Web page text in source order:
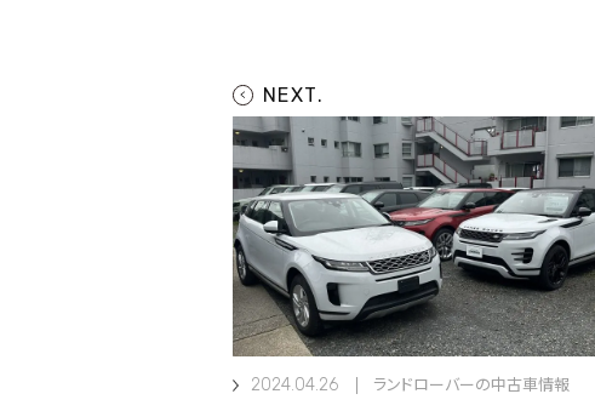
2024.04.26 ランドローバーの中古車情報